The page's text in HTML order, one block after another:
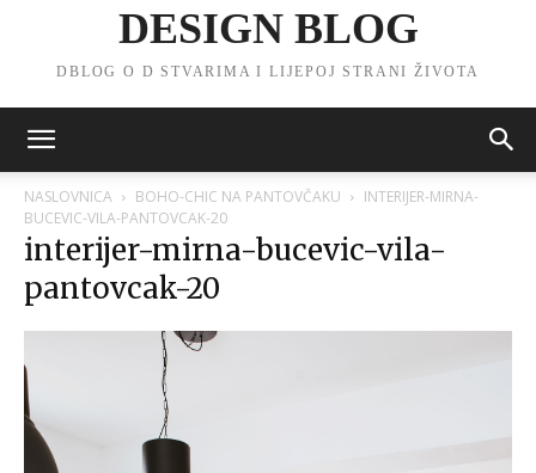
DESIGN BLOG
DBLOG O D STVARIMA I LIJEPOJ STRANI ŽIVOTA
NASLOVNICA BOHO-CHIC NA PANTOVČAKU
INTERIJER-MIRNA-
BUCEVIC-VILA-PANTOVCAK-20
interijer-mirna-bucevic-vila-
pantovcak-20